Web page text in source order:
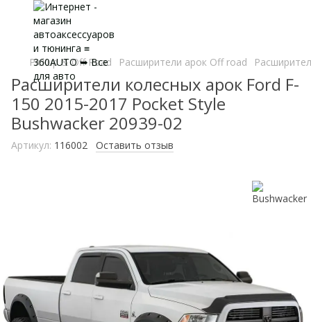
Pickup & Off Road Расширители арок Off road
Расширители колесных арок Ford F-
150 2015-2017 Pocket Style
Bushwacker 20939-02
Артикул: 116002 Оставить отзыв